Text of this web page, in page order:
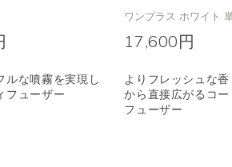
ルな噴霧を実現し
フューザー
ワンプラス ホワイト
17,600円
よりフレッシュな
から直接広がるコー
フューザー